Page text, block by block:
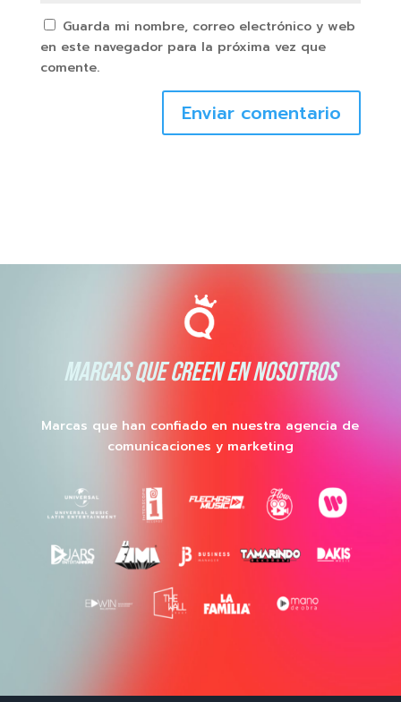
Guarda mi nombre, correo electrónico y web
en este navegador para la próxima vez que
comente.
Enviar comentario
MARCAS QUE CREEN EN NOSOTROS
Marcas que han confiado en nuestra agencia de
comunicaciones y marketing